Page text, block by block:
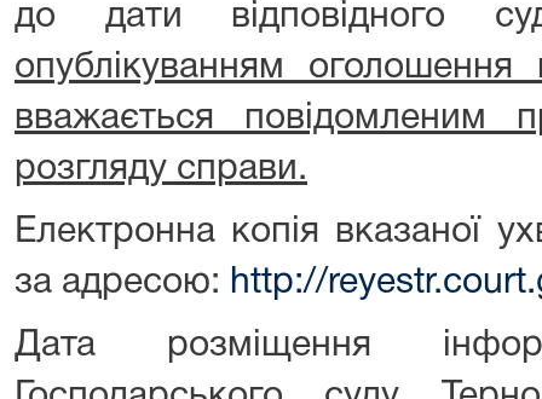
до дати відповідного
опублікуванням оголошення
вважається повідомленим
розгляду справи.
Електронна копія вказаної
за адресою: http://
Дата розміщення